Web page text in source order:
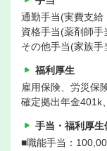
通勤手当(実費支給
資格手当(薬剤師
その他手当(家族手
福利厚生
雇用保険、労災保
確定拠出年金401k
手当・福利厚生
■職能手当：